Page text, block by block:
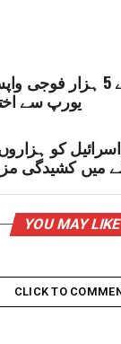
امریکا کا جرمنی سے 5
یورپ سے
کو
کشیدگی
YOU MAY LIKE
CLICK TO